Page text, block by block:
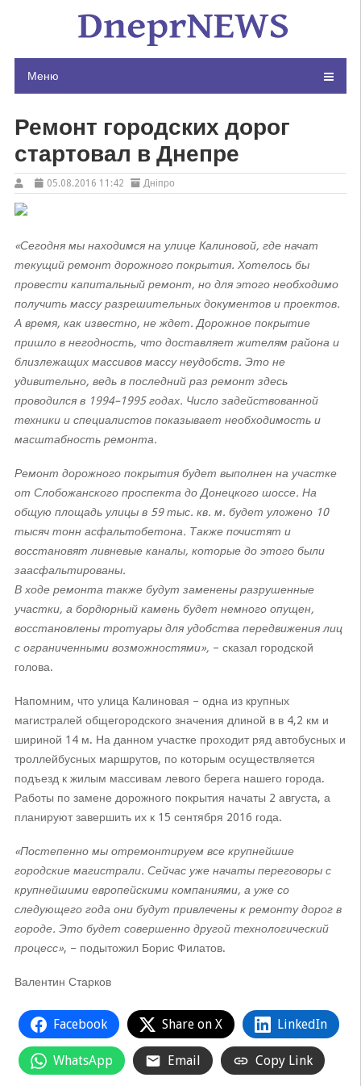
Меню
Ремонт городских дорог
стартовал в Днепре
05.08.2016 11:42 Дніпро
«Сегодня мы находимся на улице Калиновой, где начат
текущий ремонт дорожного покрытия. Хотелось бы
провести капитальный ремонт, но для этого необходимо
получить массу разрешительных документов и проектов.
А время, как известно, не ждет. Дорожное покрытие
пришло в негодность, что доставляет жителям района и
близлежащих массивов массу неудобств. Это не
удивительно, ведь в последний раз ремонт здесь
проводился в 1994–1995 годах. Число задействованной
техники и специалистов показывает необходимость и
масштабность ремонта.
Ремонт дорожного покрытия будет выполнен на участке
от Слобожанского проспекта до Донецкого шоссе. На
общую площадь улицы в 59 тыс. кв. м. будет уложено 10
тысяч тонн асфальтобетона. Также почистят и
восстановят ливневые каналы, которые до этого были
заасфальтированы.
В ходе ремонта также будут заменены разрушенные
участки, а бордюрный камень будет немного опущен,
восстановлены тротуары для удобства передвижения лиц
с ограниченными возможностями», – сказал городской
голова.
Напомним, что улица Калиновая – одна из крупных
магистралей общегородского значения длиной в в 4,2 км и
шириной 14 м. На данном участке проходит ряд автобусных и
троллейбусных маршрутов, по которым осуществляется
подъезд к жилым массивам левого берега нашего города.
Работы по замене дорожного покрытия начаты 2 августа, а
планируют завершить их к 15 сентября 2016 года.
«Постепенно мы отремонтируем все крупнейшие
городские магистрали. Сейчас уже начаты переговоры с
крупнейшими европейскими компаниями, а уже со
следующего года они будут привлечены к ремонту дорог в
городе. Это будет совершенно другой технологический
процесс», – подытожил Борис Филатов.
Валентин Старков
Facebook Share on X LinkedIn
WhatsApp Email Copy Link